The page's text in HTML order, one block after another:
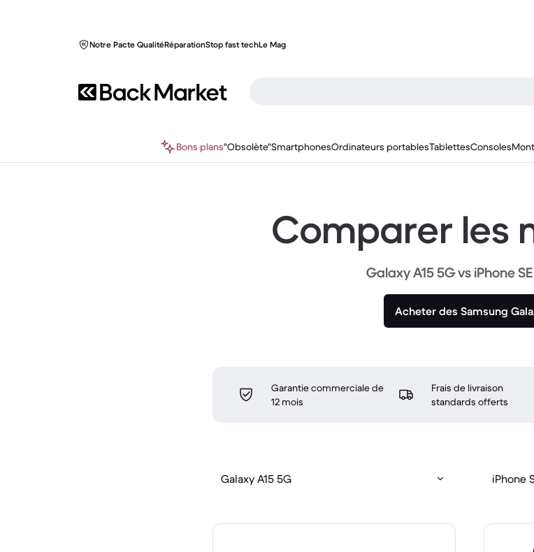
Notre Pacte QualitéRéparationStop fast techLe Mag
Bons plans"Obsolète"SmartphonesOrdinateurs portablesTablettesConsoles
Comparer les
Galaxy A15 5G vs iPhone
Acheter des Samsung
Garantie commerciale de
12 mois
Frais de livraison
standards offerts
Galaxy A15 5G iPhone